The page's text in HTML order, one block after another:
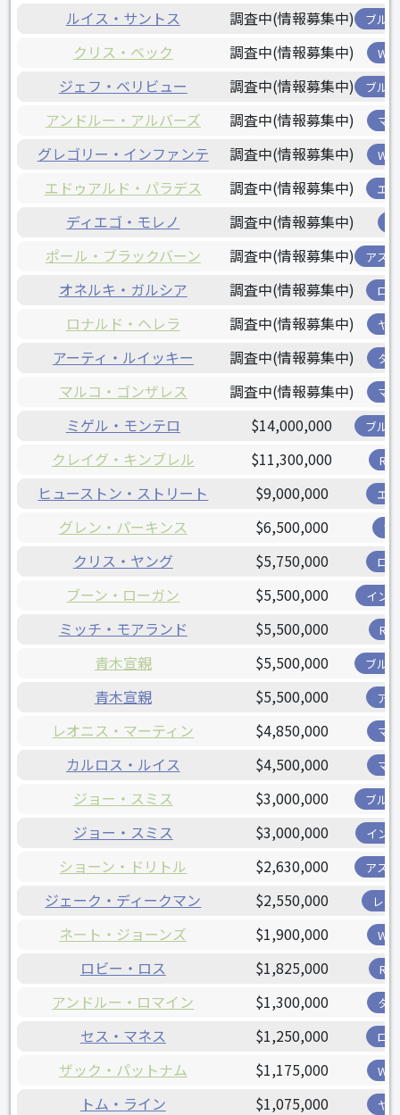
ルイス・サントス 調査中(情報募集中) ブル
クリス・ベック 調査中(情報募集中) W
ジェフ・ベリビュー 調査中(情報募集中) ブル
アンドルー・アルバーズ 調査中(情報募集中) マ
グレゴリー・インファンテ 調査中(情報募集中) W
エドゥアルド・パラデス 調査中(情報募集中) エ
ディエゴ・モレノ 調査中(情報募集中)
ポール・ブラックバーン 調査中(情報募集中) アス
オネルキ・ガルシア 調査中(情報募集中) ロ
ロナルド・ヘレラ 調査中(情報募集中) ヤ
アーティ・ルイッキー 調査中(情報募集中) タ
マルコ・ゴンザレス 調査中(情報募集中) マ
ミゲル・モンテロ $14,000,000 ブル
クレイグ・キンブレル $11,300,000 R
ヒューストン・ストリート $9,000,000 エ
グレン・パーキンス $6,500,000 ツ
クリス・ヤング $5,750,000 ロ
ブーン・ローガン $5,500,000 イン
ミッチ・モアランド $5,500,000 R
青木宣親 $5,500,000 ブル
青木宣親 $5,500,000 ア
レオニス・マーティン $4,850,000 マ
カルロス・ルイス $4,500,000 マ
ジョー・スミス $3,000,000 ブル
ジョー・スミス $3,000,000 イン
ショーン・ドリトル $2,630,000 アス
ジェーク・ディークマン $2,550,000 レン
ネート・ジョーンズ $1,900,000 W
ロビー・ロス $1,825,000 R
アンドルー・ロマイン $1,300,000 タ
セス・マネス $1,250,000 ロ
ザック・パットナム $1,175,000 W
トム・ライン $1,075,000 ヤ